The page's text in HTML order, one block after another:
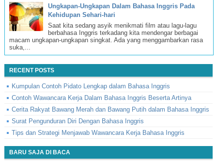
Ungkapan-Ungkapan Dalam Bahasa Inggris Pada
Kehidupan Sehari-hari
Saat kita sedang asyik menikmati film atau lagu-lagu
berbahasa Inggris terkadang kita mendengar berbagai
macam ungkapan-ungkapan singkat. Ada yang menggambarkan rasa
suka,...
RECENT POSTS
Kumpulan Contoh Pidato Lengkap dalam Bahasa Inggris
Contoh Wawancara Kerja Dalam Bahasa Inggris Beserta Artinya
Cerita Rakyat Bawang Merah dan Bawang Putih dalam Bahasa Inggris
Surat Pengunduran Diri Dengan Bahasa Inggris
Tips dan Strategi Menjawab Wawancara Kerja Bahasa Inggris
BARU SAJA DI BACA